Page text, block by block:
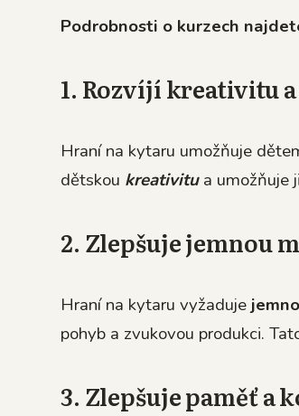
Podrobnosti o kurzech
1. Rozvíjí kreativitu
Hraní na kytaru umožňuje
dětskou kreativitua umožňuje
2. Zlepšuje jemnou
Hraní na kytaru vyžaduje
pohyb a zvukovou produkci.
3. Zlepšuje paměť a